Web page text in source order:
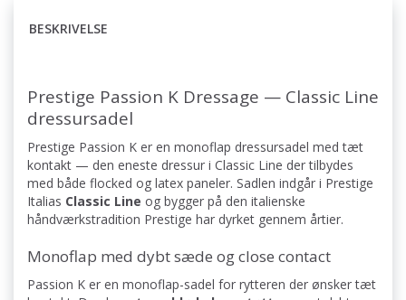
BESKRIVELSE
Prestige Passion K Dressage — Classic Line
dressursadel
Prestige Passion K er en monoflap dressursadel med tæt
kontakt — den eneste dressur i Classic Line der tilbydes
med både flocked og latex paneler. Sadlen indgår i Prestige
Italias Classic Line og bygger på den italienske
håndværkstradition Prestige har dyrket gennem årtier.
Monoflap med dybt sæde og close contact
Passion K er en monoflap-sadel for rytteren der ønsker tæt